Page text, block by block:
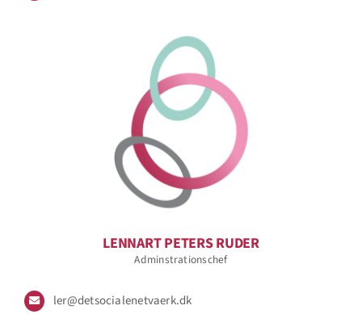
LENNART PETERS RUDER
Adminstrationschef
ler@detsocialenetvaerk.dk